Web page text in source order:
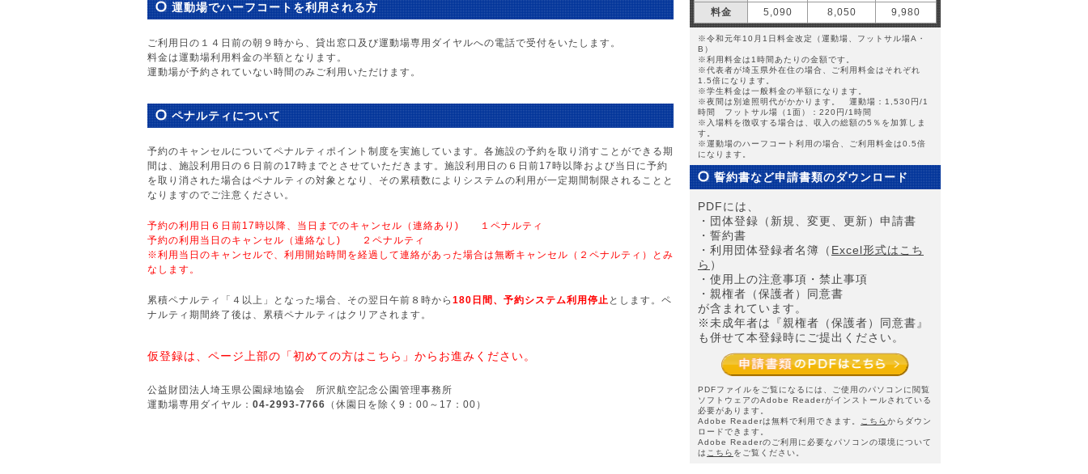
運動場でハーフコートを利用される方
ご利用日の１４日前の朝９時から、貸出窓口及び運動場専用ダイヤルへの電話で受付をいたします。
料金は運動場利用料金の半額となります。
運動場が予約されていない時間のみご利用いただけます。
ペナルティについて
予約のキャンセルについてペナルティポイント制度を実施しています。各施設の予約を取り消すことができる期
間は、施設利用日の６日前の17時までとさせていただきます。施設利用日の６日前17時以降および当日に予約
を取り消された場合はペナルティの対象となり、その累積数によりシステムの利用が一定期間制限されることと
なりますのでご注意ください。
予約の利用日６日前17時以降、当日までのキャンセル（連絡あり) １ペナルティ
予約の利用当日のキャンセル（連絡なし) ２ペナルティ
※利用当日のキャンセルで、利用開始時間を経過して連絡があった場合は無断キャンセル（２ペナルティ）とみ
なします。
累積ペナルティ「４以上」となった場合、その翌日午前８時から 180日間、予約システム利用停止 とします。ペ
ナルティ期間終了後は、累積ペナルティはクリアされます。
仮登録は、ページ上部の「初めての方はこちら」からお進みください。
公益財団法人埼玉県公園緑地協会 所沢航空記念公園管理事務所
運動場専用ダイヤル： 04-2993-7766 （休園日を除く9：00～17：00）
料金
5,090 8,050 9,980
※令和元年10月1日料金改定（運動場、フットサル場A・
B）
※利用料金は1時間あたりの金額です。
※代表者が埼玉県外在住の場合、ご利用料金はそれぞれ
1.5倍になります。
※学生料金は一般料金の半額になります。
※夜間は別途照明代がかかります。 運動場：1,530円/1
時間 フットサル場（1面）：220円/1時間
※入場料を徴収する場合は、収入の総額の5％を加算しま
す。
※運動場のハーフコート利用の場合、ご利用料金は0.5倍
になります。
誓約書など申請書類のダウンロード
PDFには、
・団体登録（新規、変更、更新）申請書
・誓約書
・利用団体登録者名簿（ Excel形式はこち
ら ）
・使用上の注意事項・禁止事項
・親権者（保護者）同意書
が含まれています。
※未成年者は『親権者（保護者）同意書』
も併せて本登録時にご提出ください。
PDFファイルをご覧になるには、ご使用のパソコンに閲覧
ソフトウェアのAdobe Readerがインストールされている
必要があります。
Adobe Readerは無料で利用できます。
こちらからダウン
ロードできます。
Adobe Readerのご利用に必要なパソコンの環境について
は こちら をご覧ください。